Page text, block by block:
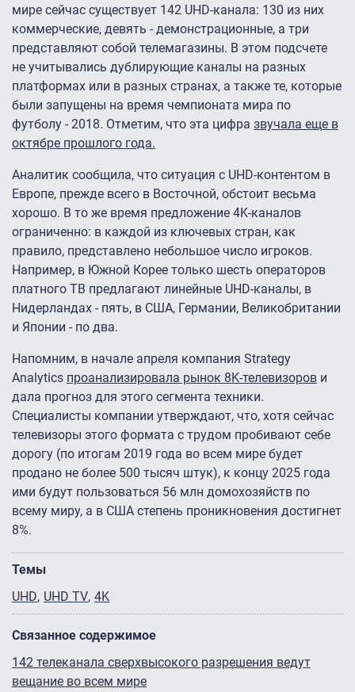
мире сейчас существует 142 UHD-канала: 130 из них
коммерческие, девять - демонстрационные, а три
представляют собой телемагазины. В этом подсчете
не учитывались дублирующие каналы на разных
платформах или в разных странах, а также те, которые
были запущены на время чемпионата мира по
футболу - 2018. Отметим, что эта цифра звучала еще в
октябре прошлого года.
Аналитик сообщила, что ситуация с UHD-контентом в
Европе, прежде всего в Восточной, обстоит весьма
хорошо. В то же время предложение 4K-каналов
ограниченно: в каждой из ключевых стран, как
правило, представлено небольшое число игроков.
Например, в Южной Корее только шесть операторов
платного ТВ предлагают линейные UHD-каналы, в
Нидерландах - пять, в США, Германии, Великобритании
и Японии - по два.
Напомним, в начале апреля компания Strategy
Analytics проанализировала рынок 8K-телевизоров и
дала прогноз для этого сегмента техники.
Специалисты компании утверждают, что, хотя сейчас
телевизоры этого формата с трудом пробивают себе
дорогу (по итогам 2019 года во всем мире будет
продано не более 500 тысяч штук), к концу 2025 года
ими будут пользоваться 56 млн домохозяйств по
всему миру, а в США степень проникновения достигнет
8%.
Темы
UHD UHD TV 4K
Связанное содержимое
142 телеканала сверхвысокого разрешения ведут
вещание во всем мире